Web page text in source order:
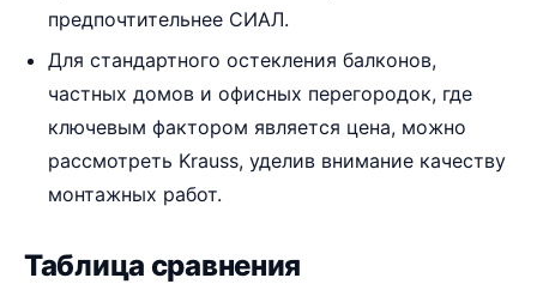
предпочтительнее СИАЛ.
Для стандартного остекления балконов,
частных домов и офисных перегородок, где
ключевым фактором является цена, можно
рассмотреть Krauss, уделив внимание качеству
монтажных работ.
Таблица сравнения